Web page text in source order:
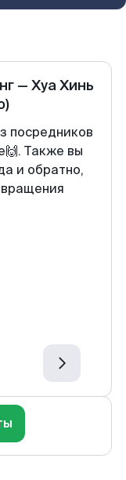
— Хуа Хинь
посредников
Также вы
и обратно,